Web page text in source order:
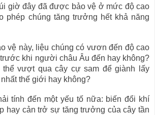
giờ đây đã được bảo vệ ở mức độ cao
phép chúng tăng trưởng hết khả năng
vệ này, liệu chúng có vươn đến độ cao
khi người châu Âu đến hay không?
thể vượt qua cây cự sam để giành lấy
thế giới hay không?
tính đến một yếu tố nữa: biến đổi khí
hay cản trở sự tăng trưởng của cây tần